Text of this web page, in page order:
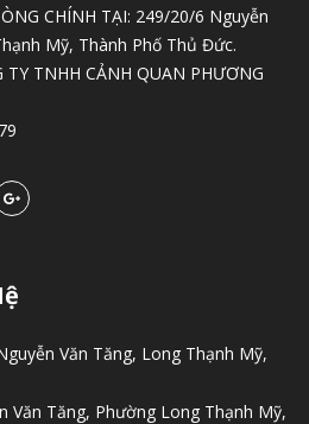
CHÍNH TẠI: 249/20/6 Nguyễn
Mỹ, Thành Phố Thủ Đức.
TNHH CẢNH QUAN PHƯƠNG
Văn Tăng, Long Thạnh Mỹ,
Văn Tăng, Phường Long Thạnh Mỹ,